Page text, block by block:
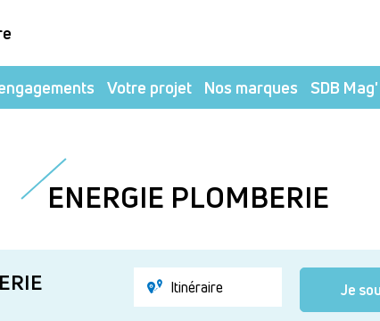
Votre projet Nos marques SDB Mag'
ENERGIE PLOMBERIE
Itinéraire Je